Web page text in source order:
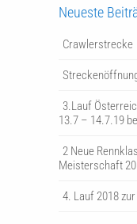
Neueste
Crawlerstrecke
3.Lauf
13.7 – 14.7.19
2 Neue
Meisterschaft
4. Lauf 2018 zur